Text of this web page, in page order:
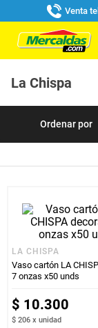
Venta
La Chispa
LA CHISPA
Vaso cartón LA
7 onzas x50 unds
$ 10.300
$ 206 x unidad